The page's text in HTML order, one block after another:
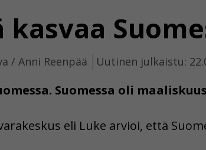
/ Anni Reenpää Uutinen julkaistu:
Suomessa oli
eli Luke arvioi, että